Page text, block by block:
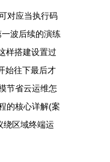
对应当执行码
波后续的演练
样搭建设置过
始往下最后才
节省云运维怎
的核心详解(案
绕区域终端运